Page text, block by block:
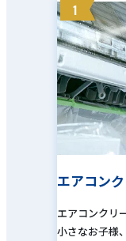
1
エアコン
エアコンクリ
小さなお子様